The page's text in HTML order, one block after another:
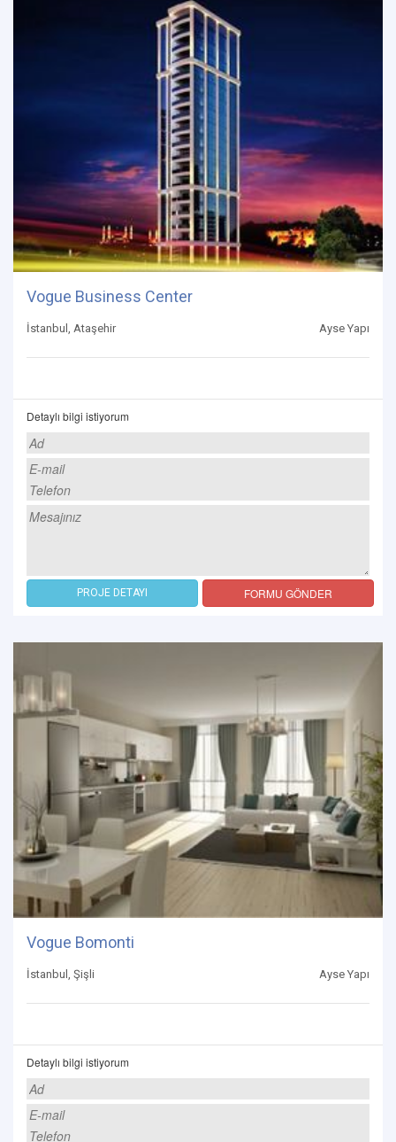
Vogue Business Center
İstanbul, Ataşehir Ayse Yapı
Detaylı bilgi istiyorum
PROJE DETAYI FORMU GÖNDER
Vogue Bomonti
İstanbul, Şişli Ayse Yapı
Detaylı bilgi istiyorum